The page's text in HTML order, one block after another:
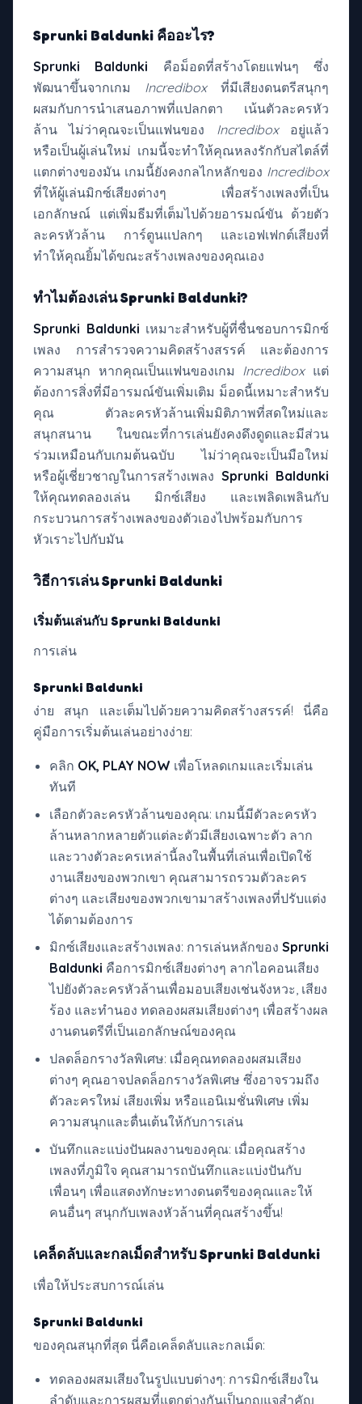
Sprunki Baldunki คืออะไร?
Sprunki Baldunki คือม็อดที่สร้างโดยแฟนๆ ซึ่ง
พัฒนาขึ้นจากเกม Incrediboxที่มีเสียงดนตรีสนุกๆ
ผสมกับการนำเสนอภาพที่แปลกตา เน้นตัวละครหัว
ล้าน ไม่ว่าคุณจะเป็นแฟนของ Incrediboxอยู่แล้ว
หรือเป็นผู้เล่นใหม่ เกมนี้จะทำให้คุณหลงรักกับสไตล์ที่
แตกต่างของมัน เกมนี้ยังคงกลไกหลักของ Incredibox
ที่ให้ผู้เล่นมิกซ์เสียงต่างๆ เพื่อสร้างเพลงที่เป็น
เอกลักษณ์ แต่เพิ่มธีมที่เต็มไปด้วยอารมณ์ขัน ด้วยตัว
ละครหัวล้าน การ์ตูนแปลกๆ และเอฟเฟกต์เสียงที่
ทำให้คุณยิ้มได้ขณะสร้างเพลงของคุณเอง
ทำไมต้องเล่น Sprunki Baldunki?
Sprunki Baldunki เหมาะสำหรับผู้ที่ชื่นชอบการมิกซ์
เพลง การสำรวจความคิดสร้างสรรค์ และต้องการ
ความสนุก หากคุณเป็นแฟนของเกม Incrediboxแต่
ต้องการสิ่งที่มีอารมณ์ขันเพิ่มเติม ม็อดนี้เหมาะสำหรับ
คุณ ตัวละครหัวล้านเพิ่มมิติภาพที่สดใหม่และ
สนุกสนาน ในขณะที่การเล่นยังคงดึงดูดและมีส่วน
ร่วมเหมือนกับเกมต้นฉบับ ไม่ว่าคุณจะเป็นมือใหม่
หรือผู้เชี่ยวชาญในการสร้างเพลง Sprunki Baldunki
ให้คุณทดลองเล่น มิกซ์เสียง และเพลิดเพลินกับ
กระบวนการสร้างเพลงของตัวเองไปพร้อมกับการ
หัวเราะไปกับมัน
วิธีการเล่น Sprunki Baldunki
เริ่มต้นเล่นกับ Sprunki Baldunki
การเล่น
Sprunki Baldunki
ง่าย สนุก และเต็มไปด้วยความคิดสร้างสรรค์! นี่คือ
คู่มือการเริ่มต้นเล่นอย่างง่าย:
คลิก OK, PLAY NOW เพื่อโหลดเกมและเริ่มเล่น
ทันที
เลือกตัวละครหัวล้านของคุณ: เกมนี้มีตัวละครหัว
ล้านหลากหลายตัวแต่ละตัวมีเสียงเฉพาะตัว ลาก
และวางตัวละครเหล่านี้ลงในพื้นที่เล่นเพื่อเปิดใช้
งานเสียงของพวกเขา คุณสามารถรวมตัวละคร
ต่างๆ และเสียงของพวกเขามาสร้างเพลงที่ปรับแต่ง
ได้ตามต้องการ
มิกซ์เสียงและสร้างเพลง: การเล่นหลักของ Sprunki
Baldunki คือการมิกซ์เสียงต่างๆ ลากไอคอนเสียง
ไปยังตัวละครหัวล้านเพื่อมอบเสียงเช่นจังหวะ, เสียง
ร้อง และทำนอง ทดลองผสมเสียงต่างๆ เพื่อสร้างผล
งานดนตรีที่เป็นเอกลักษณ์ของคุณ
ปลดล็อกรางวัลพิเศษ: เมื่อคุณทดลองผสมเสียง
ต่างๆ คุณอาจปลดล็อกรางวัลพิเศษ ซึ่งอาจรวมถึง
ตัวละครใหม่ เสียงเพิ่ม หรือแอนิเมชั่นพิเศษ เพิ่ม
ความสนุกและตื่นเต้นให้กับการเล่น
บันทึกและแบ่งปันผลงานของคุณ: เมื่อคุณสร้าง
เพลงที่ภูมิใจ คุณสามารถบันทึกและแบ่งปันกับ
เพื่อนๆ เพื่อแสดงทักษะทางดนตรีของคุณและให้
คนอื่นๆ สนุกกับเพลงหัวล้านที่คุณสร้างขึ้น!
เคล็ดลับและกลเม็ดสำหรับ Sprunki Baldunki
เพื่อให้ประสบการณ์เล่น
Sprunki Baldunki
ของคุณสนุกที่สุด นี่คือเคล็ดลับและกลเม็ด:
ทดลองผสมเสียงในรูปแบบต่างๆ: การมิกซ์เสียงใน
ลำดับและการผสมที่แตกต่างกันเป็นกุญแจสำคัญ